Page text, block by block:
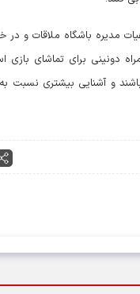
مدیره باشگاه ملاقات و
دونینی برای تماشای
و آشنایی بیشتری نسبت